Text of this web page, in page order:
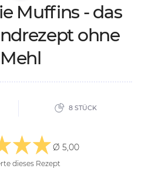
Muf­fins - das
ohne
Mehl
8 STÜCK
Ø 5,00
dieses Rezept